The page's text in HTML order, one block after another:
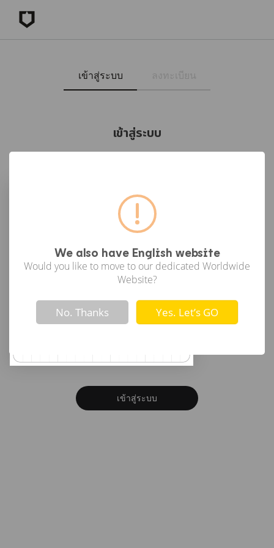
We also have English website
Would you like to move to our dedicated Worldwide
Website?
! Not valid!
No. Thanks Yes. Let’s GO
เข้าสู่ระบบ
เข้าสู่ระบบ
เข้าสู่ระบบด้วย Google
or
รหัสผ่าน